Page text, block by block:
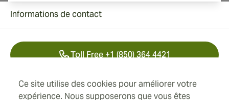
Ce site utilise des cookies pour améliorer votre
expérience. Nous supposerons que vous êtes
Informations de contact
Toll Free +1 (850) 364 4421
+41 22 518 44 43